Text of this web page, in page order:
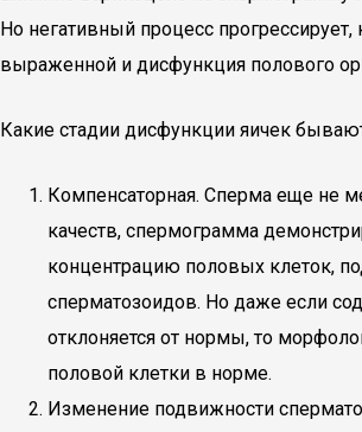
Но негативный процесс прогрессирует,
выраженной и дисфункция полового
Какие стадии дисфункции яичек
Компенсаторная. Сперма еще не
качеств, спермограмма
концентрацию половых клеток,
сперматозоидов. Но даже если
отклоняется от нормы, то
половой клетки в норме.
Изменение подвижности